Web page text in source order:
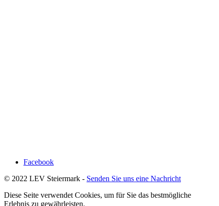
Facebook
© 2022 LEV Steiermark - Senden Sie uns eine Nachricht
Diese Seite verwendet Cookies, um für Sie das bestmögliche
Erlebnis zu gewährleisten.